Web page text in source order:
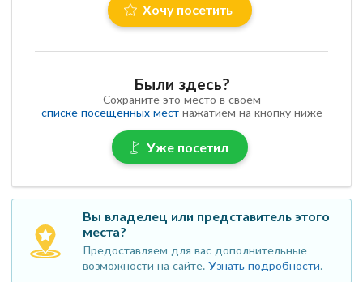
Хочу посетить
Были здесь?
Сохраните это место в своем
списке посещенных местнажатием на кнопку ниже
Уже посетил
Вы владелец или представитель этого
места?
Предоставляем для вас дополнительные
возможности на сайте.Узнать подробности.